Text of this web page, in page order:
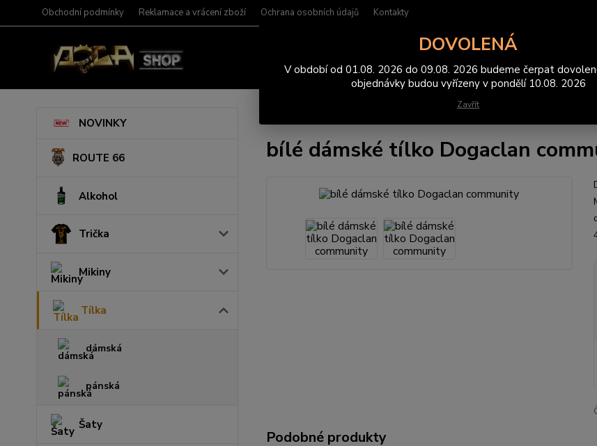
Obchodní podmínky Reklamace a vrácení zboží Ochrana osobních údajů Kontakty
NOVINKY
ROUTE 66
Alkohol
Trička
Mikiny
Tílka
dámská
pánská
Šaty
bílé dámské tílko Dogaclan
Podobné produkty
DOVOLENÁ
V období od 01.08. 2026 do 09.08. 2026 budeme čerpat
objednávky budou vyřízeny v pondělí 10.08. 2026
Zavřít